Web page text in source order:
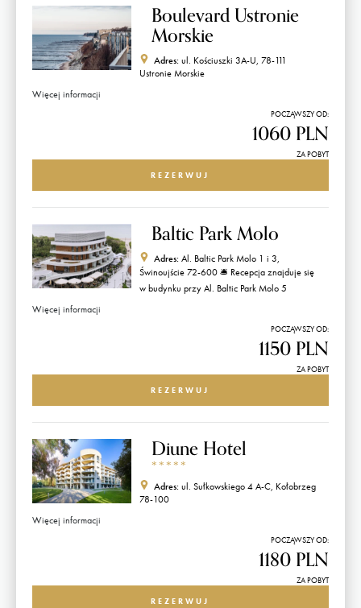
Boulevard Ustronie
Morskie
Adres: ul. Kościuszki 3A-U, 78-111
Ustronie Morskie
Więcej informacji
POCZĄWSZY OD:
1060 PLN
ZA POBYT
REZERWUJ
Baltic Park Molo
Adres: Al. Baltic Park Molo 1 i 3,
Świnoujście 72-600 🛎️ Recepcja znajduje się
w budynku przy Al. Baltic Park Molo 5
Więcej informacji
POCZĄWSZY OD:
1150 PLN
ZA POBYT
REZERWUJ
Diune Hotel
* * * * *
Adres: ul. Sułkowskiego 4 A-C, Kołobrzeg
78-100
Więcej informacji
POCZĄWSZY OD:
1180 PLN
ZA POBYT
REZERWUJ